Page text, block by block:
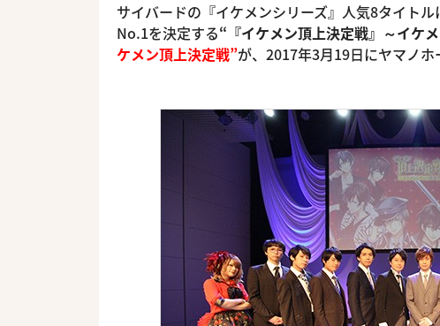
サイバードの『イケメンシリーズ』人気8タイト
No.1を決定する“『イケメン頂上決定戦』～イケ
ケメン頂上決定戦”が、2017年3月19日にヤマノホ